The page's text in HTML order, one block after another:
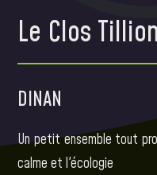
Le Clos Tillion
DINAN
Un petit ensemble tout
calme et l'écologie